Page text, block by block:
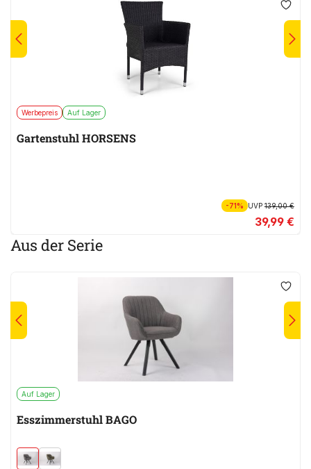
Werbepreis Auf Lager
Gartenstuhl HORSENS
-71% UVP139,00 €
39,99 €
Aus der Serie
Auf Lager
Esszimmerstuhl BAGO